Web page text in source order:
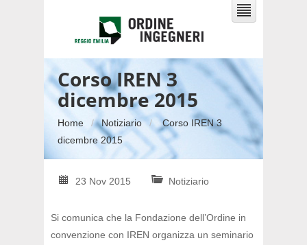
Corso IREN 3
dicembre 2015
Home Notiziario
Corso IREN 3
dicembre 2015
23 Nov 2015 Notiziario
Si comunica che la Fondazione dell’Ordine in
convenzione con IREN organizza un seminario